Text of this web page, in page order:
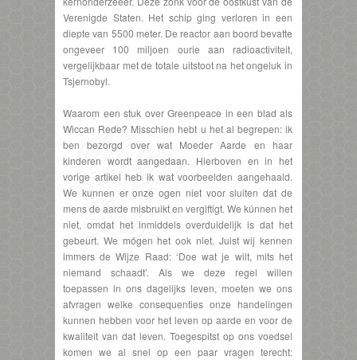
Verenigde Staten. Het schip ging verloren in een
diepte van 5500 meter. De reactor aan boord bevatte
ongeveer 100 miljoen ourie aan radioactiviteit,
vergelijkbaar met de totale uitstoot na het ongeluk in
Tsjernobyl.
Waarom een stuk over Greenpeace in een blad als
Wiccan Rede? Misschien hebt u het al begrepen: ik
ben bezorgd over wat Moeder Aarde en haar
kinderen wordt aangedaan. Hierboven en in het
vorige artikel heb ik wat voorbeelden aangehaald.
We kunnen er onze ogen niet voor sluiten dat de
mens de aarde misbruikt en vergiftigt. We kúnnen het
niet, omdat het inmiddels overduidelijk is dat het
gebeurt. We mógen het ook niet. Juist wij kennen
immers de Wijze Raad: ‘Doe wat je wilt, mits het
niemand schaadt’. Als we deze regel willen
toepassen in ons dagelijks leven, moeten we ons
afvragen welke consequenties onze handelingen
kunnen hebben voor het leven op aarde en voor de
kwaliteit van dat leven. Toegespitst op ons voedsel
komen we al snel op een paar vragen terecht: